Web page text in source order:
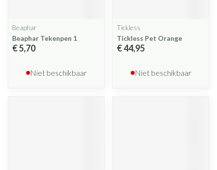
Beaphar
Beaphar Tekenpen 1
€ 5,70
Niet beschikbaar
Tickless
Tickless Pet Orange
€ 44,95
Niet beschikbaar